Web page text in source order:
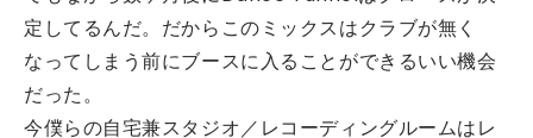
定してるんだ。だからこのミックスはクラブが無く
なってしまう前にブースに入ることができるいい機会
だった。
今僕らの自宅兼スタジオ／レコーディングルームはレ